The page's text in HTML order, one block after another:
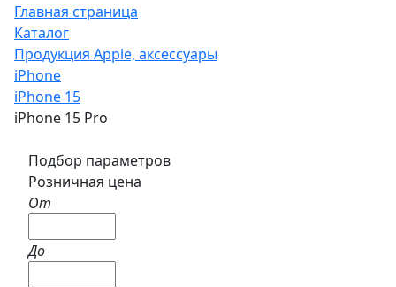
Главная страница
Каталог
Продукция Apple, аксессуары
iPhone
iPhone 15
iPhone 15 Pro
Подбор параметров
Розничная цена
От
До